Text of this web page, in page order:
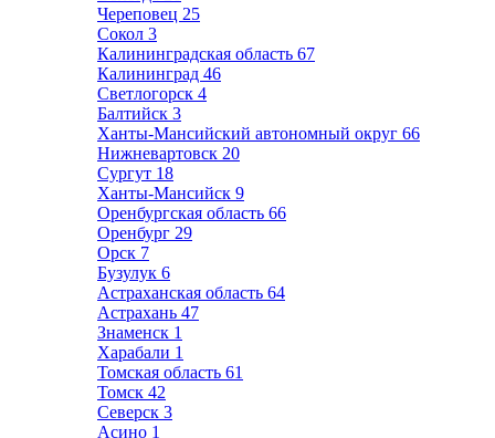
Череповец 25
Сокол 3
Калининградская область 67
Калининград 46
Светлогорск 4
Балтийск 3
Ханты-Мансийский автономный округ 66
Нижневартовск 20
Сургут 18
Ханты-Мансийск 9
Оренбургская область 66
Оренбург 29
Орск 7
Бузулук 6
Астраханская область 64
Астрахань 47
Знаменск 1
Харабали 1
Томская область 61
Томск 42
Северск 3
Асино 1